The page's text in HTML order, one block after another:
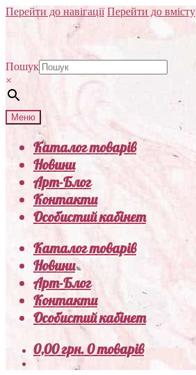
Перейти до навігації Перейти до вмісту
Пошук
×
Меню
Каталог товарів
Новини
Арт-Блог
Контакти
Особистий кабінет
Каталог товарів
Новини
Арт-Блог
Контакти
Особистий кабінет
0,00грн.0 товарів